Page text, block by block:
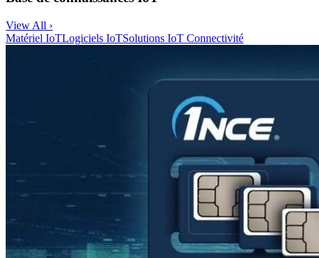
View All ›
Matériel IoTLogiciels IoTSolutions IoT Connectivité